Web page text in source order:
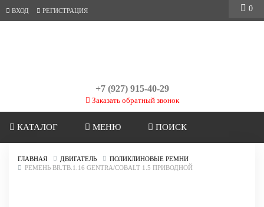
ВХОД РЕГИСТРАЦИЯ
+7 (927) 915-40-29
Заказать обратный звонок
КАТАЛОГ МЕНЮ ПОИСК
ГЛАВНАЯ ДВИГАТЕЛЬ
ПОЛИКЛИНОВЫЕ РЕМНИ
РЕМЕНЬ BR.TB.1.16 GENTRA/COBALT 1.5 ПРИВОДНОЙ
0